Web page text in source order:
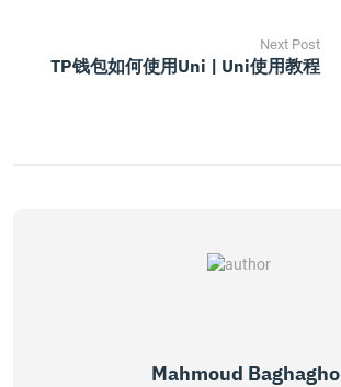
Next Post
TP钱包如何使用Uni | Uni使用教程
Mahmoud Baghagho